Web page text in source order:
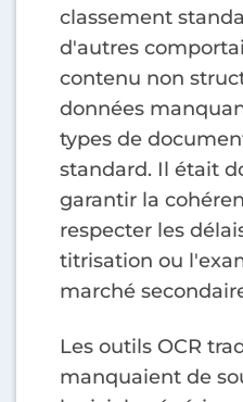
classement
d'autres
contenu non
données
types de
standard. Il était
garantir la
respecter les
titrisation ou
marché
Les outils OCR
manquaient de